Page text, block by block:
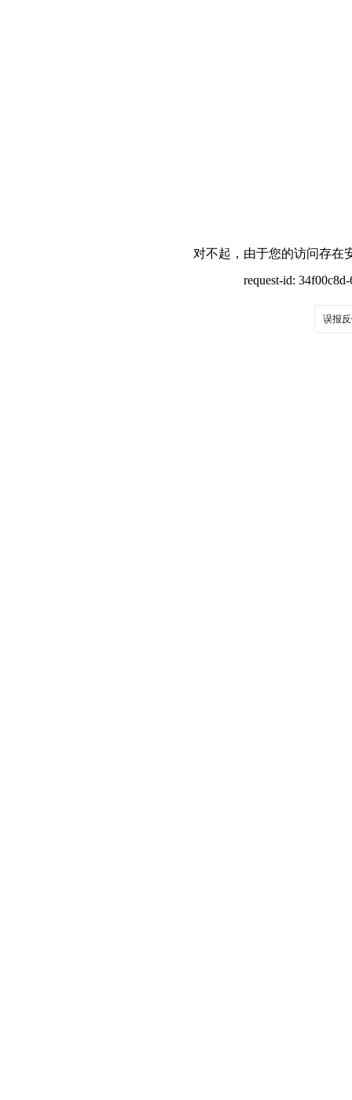
对不起，由于您的访问存在
request-id:
误报